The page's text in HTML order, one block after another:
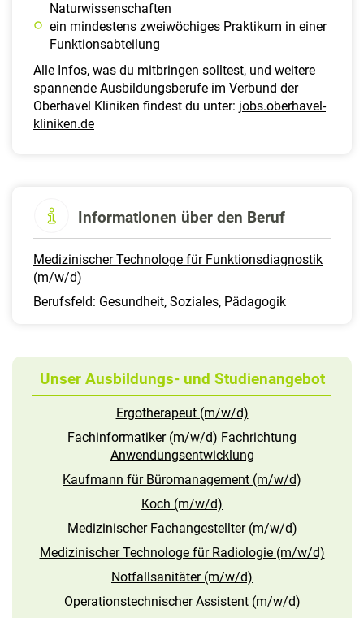
Naturwissenschaften
ein mindestens zweiwöchiges Praktikum in einer
Funktionsabteilung
Alle Infos, was du mitbringen solltest, und weitere
spannende Ausbildungsberufe im Verbund der
Oberhavel Kliniken findest du unter: jobs.oberhavel-
kliniken.de
Informationen über den Beruf
Medizinischer Technologe für Funktionsdiagnostik
(m/w/d)
Berufsfeld: Gesundheit, Soziales, Pädagogik
Unser Ausbildungs- und Studienangebot
Ergotherapeut (m/w/d)
Fachinformatiker (m/w/d) Fachrichtung
Anwendungsentwicklung
Kaufmann für Büromanagement (m/w/d)
Koch (m/w/d)
Medizinischer Fachangestellter (m/w/d)
Medizinischer Technologe für Radiologie (m/w/d)
Notfallsanitäter (m/w/d)
Operationstechnischer Assistent (m/w/d)